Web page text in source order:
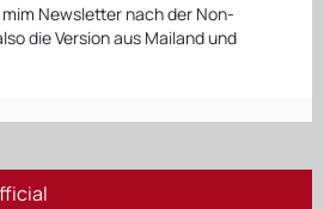
Newsletter nach der Non-
die Version aus Mailand und